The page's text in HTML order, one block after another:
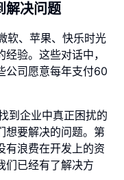
解决问题
软、苹果、快乐时光
验。这些对话中，
公司愿意每年支付60
到企业中真正困扰的
想要解决的问题。第
有浪费在开发上的资
们已经有了解决方